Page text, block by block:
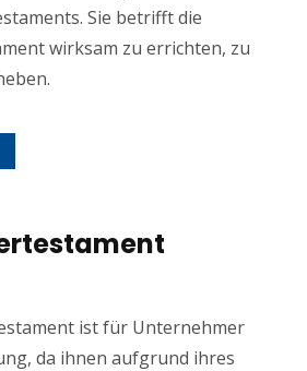
Sie betrifft die
wirksam zu errichten, zu
ist für Unternehmer
da ihnen aufgrund ihres